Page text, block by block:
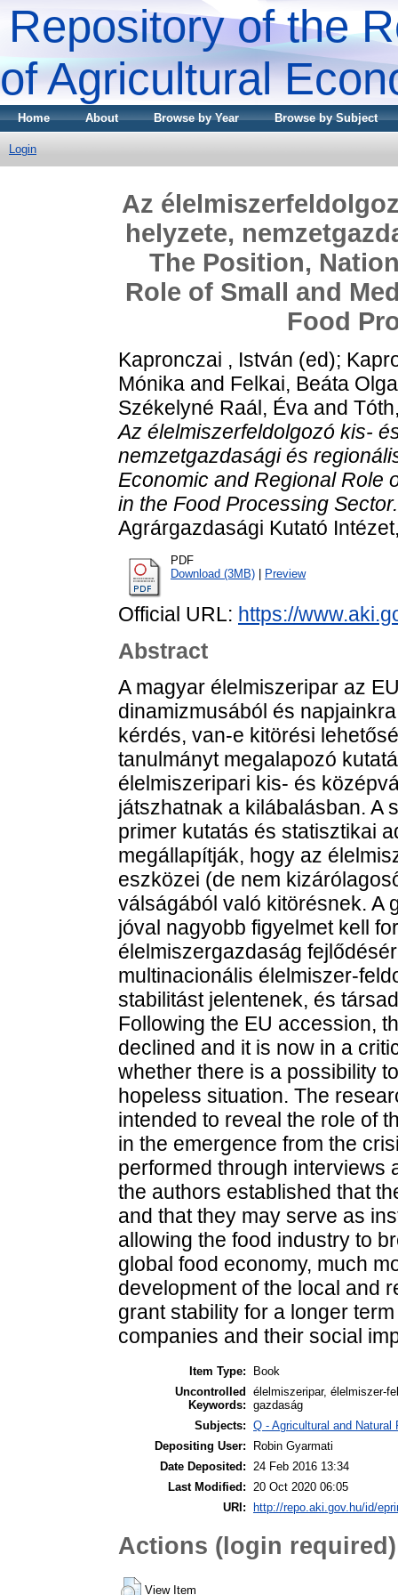
Repository of the
of Agricultural
Home About Browse by Year Browse by Subject
Login
Az
helyzete,
The Position,
Role of Small and
Food
Kapronczai , István (ed);
Mónika and Felkai, Beáta Olga
Székelyné Raál, Éva and
Az élelmiszerfeldolgozó kis-
nemzetgazdasági és
Economic and Regional Role
in the Food Processing Sector.
Agrárgazdasági Kutató
PDF
Download (3MB)
Preview
Official URL: https://
Abstract
A magyar élelmiszeripar az
dinamizmusából és
kérdés, van-e kitörési
tanulmányt megalapozó
élelmiszeripari kis- és
játszhatnak a kilábalásban. A
primer kutatás és statisztikai
megállapítják, hogy az
eszközei (de nem
válságából való kitörésnek. A
jóval nagyobb figyelmet kell
élelmiszergazdaság
multinacionális élelmiszer-
stabilitást jelentenek, és
Following the EU accession,
declined and it is now in a
whether there is a possibility
hopeless situation. The
intended to reveal the role of
in the emergence from the
performed through interviews
the authors established that
and that they may serve as
allowing the food industry to
global food economy, much
development of the local and
grant stability for a longer
companies and their social
Item Type:
Book
Uncontrolled
Keywords:
élelmiszeripar, élelmiszer-
gazdaság
Subjects: Q - Agricultural and
Depositing User:
Robin Gyarmati
Date Deposited:
24 Feb 2016 13:34
Last Modified:
20 Oct 2020 06:05
URI:
http://repo.aki.gov.hu/id/
Actions (login required)
View Item